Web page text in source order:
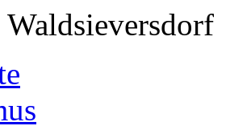
Waldsieversdorf